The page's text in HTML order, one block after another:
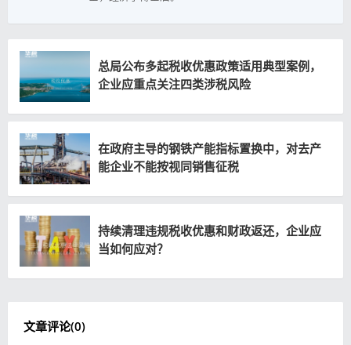
总局公布多起税收优惠政策适用典型案例，
企业应重点关注四类涉税风险
在政府主导的钢铁产能指标置换中，对去产
能企业不能按视同销售征税
持续清理违规税收优惠和财政返还，企业应
当如何应对？
文章评论(0)